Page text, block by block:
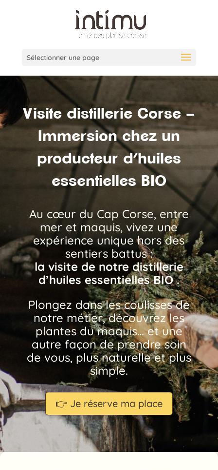
Sélectionner une page
Visite distillerie Corse –
Immersion chez un
producteur d’huiles
essentielles BIO
Au cœur du Cap Corse, entre
mer et maquis, vivez une
expérience unique hors des
sentiers battus :
la visite de notre distillerie
d’huiles essentielles BIO .
Plongez dans les coulisses de
notre métier, découvrez les
plantes du maquis… et une
autre façon de prendre soin
de vous, plus naturelle et plus
simple.
👉 Je réserve ma place